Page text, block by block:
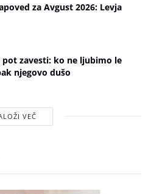
za Avgust 2026: Levja
pot zavesti: ko ne ljubimo le
njegovo dušo
VEČ